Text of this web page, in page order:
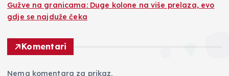
Gužve na granicama: Duge kolone na više prelaza, evo
gdje se najduže čeka
Komentari
Nema komentara za prikaz.